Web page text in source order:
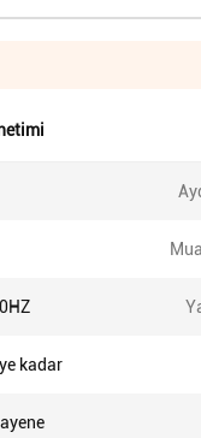
kadar